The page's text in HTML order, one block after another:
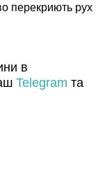
перекриють рух
в
Telegram та